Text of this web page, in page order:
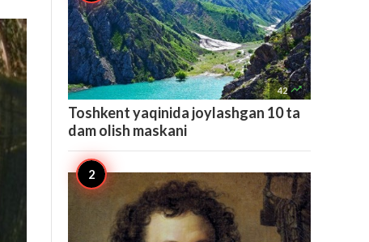
42 
Toshkent yaqinida joylashgan 10 ta
dam olish maskani